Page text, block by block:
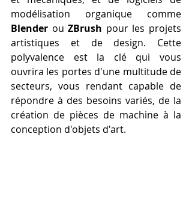
Blender ou ZBrush pour les projets
artistiques et de design. Cette
polyvalence est la clé qui vous
ouvrira les portes d'une multitude de
secteurs, vous rendant capable de
répondre à des besoins variés, de la
création de pièces de machine à la
conception d'objets d'art.